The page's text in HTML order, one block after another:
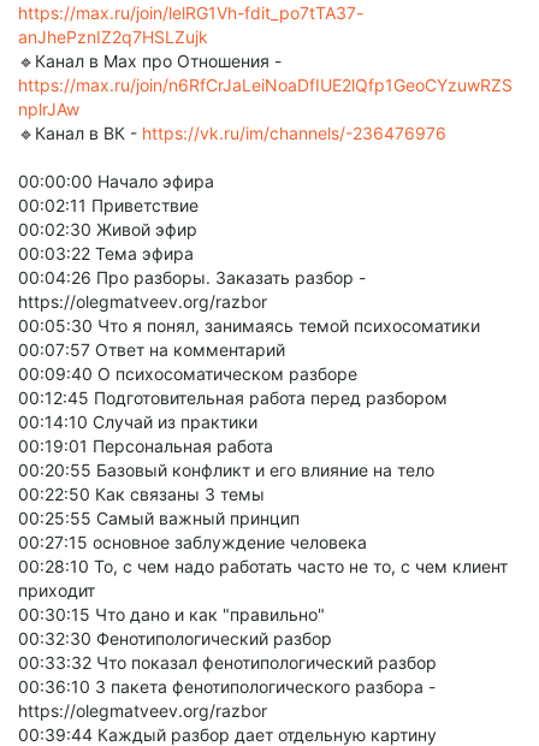
https://max.ru/join/lelRG1Vh-fdit_po7tTA37-
anJhePznIZ2q7HSLZujk
🔹Канал в Max про Отношения -
https://max.ru/join/n6RfCrJaLeiNoaDfIUE2lQfp1GeoCYzuwRZS
nplrJAw
🔹Канал в ВК - https://vk.ru/im/channels/-236476976
00:00:00 Начало эфира
00:02:11 Приветствие
00:02:30 Живой эфир
00:03:22 Тема эфира
00:04:26 Про разборы. Заказать разбор -
https://olegmatveev.org/razbor
00:05:30 Что я понял, занимаясь темой психосоматики
00:07:57 Ответ на комментарий
00:09:40 О психосоматическом разборе
00:12:45 Подготовительная работа перед разбором
00:14:10 Случай из практики
00:19:01 Персональная работа
00:20:55 Базовый конфликт и его влияние на тело
00:22:50 Как связаны 3 темы
00:25:55 Самый важный принцип
00:27:15 основное заблуждение человека
00:28:10 То, с чем надо работать часто не то, с чем клиент
приходит
00:30:15 Что дано и как "правильно"
00:32:30 Фенотипологический разбор
00:33:32 Что показал фенотипологический разбор
00:36:10 3 пакета фенотипологического разбора -
https://olegmatveev.org/razbor
00:39:44 Каждый разбор дает отдельную картину